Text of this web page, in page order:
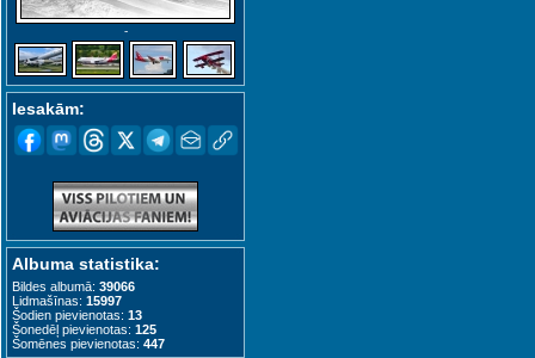
-
Iesakām:
Albuma statistika:
Bildes albumā: 39066
Lidmašīnas: 15997
Šodien pievienotas: 13
Šonedēļ pievienotas: 125
Šomēnes pievienotas: 447